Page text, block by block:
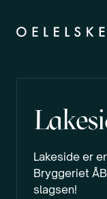
Lakeside er
Bryggeriet
slagsen!